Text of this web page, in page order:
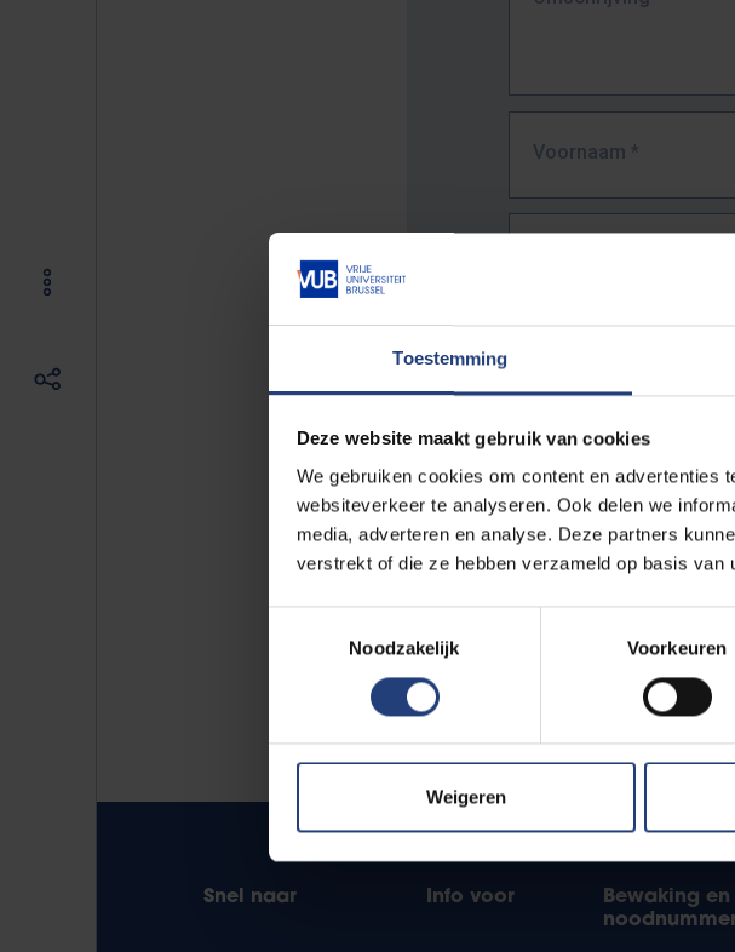
Toestemming
Deze website maakt gebruik van cookies
We gebruiken cookies om content en advertenties
websiteverkeer te analyseren. Ook delen we
media, adverteren en analyse. Deze partners
verstrekt of die ze hebben verzameld op basis van
Noodzakelijk
Voorkeuren
Weigeren
Voornaam *
URL*
De volledige URL van de pagina
Bv. https://www.vub.be/nl/
Snel naar Info voor
Bewaking en